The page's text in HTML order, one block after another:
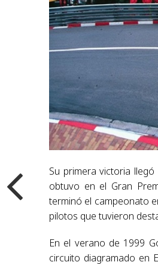
Su primera victoria
obtuvo en el Gran
terminó el campeonato
pilotos que tuvieron
En el verano de 1999
circuito diagramado en